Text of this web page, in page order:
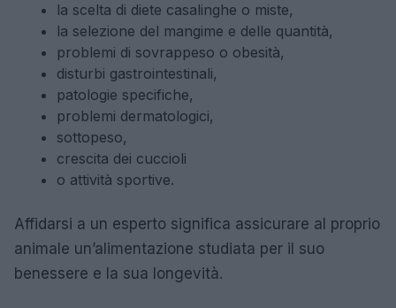
la scelta di diete casalinghe o miste,
la selezione del mangime e delle quantità,
problemi di sovrappeso o obesità,
disturbi gastrointestinali,
patologie specifiche,
problemi dermatologici,
sottopeso,
crescita dei cuccioli
o attività sportive.
Affidarsi a un esperto significa assicurare al proprio
animale un’alimentazione studiata per il suo
benessere e la sua longevità.